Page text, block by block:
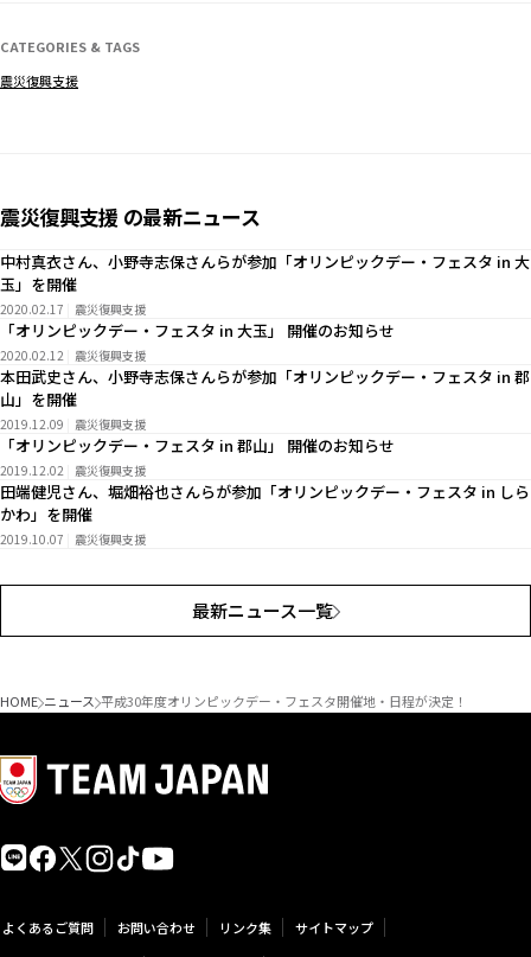
CATEGORIES & TAGS
震災復興支援
震災復興支援 の最新ニュース
中村真衣さん、小野寺志保さんらが参加「オリンピックデー・フェスタ in 大
玉」を開催
2020.02.17 震災復興支援
「オリンピックデー・フェスタ in 大玉」 開催のお知らせ
2020.02.12 震災復興支援
本田武史さん、小野寺志保さんらが参加「オリンピックデー・フェスタ in 郡
山」を開催
2019.12.09 震災復興支援
「オリンピックデー・フェスタ in 郡山」 開催のお知らせ
2019.12.02 震災復興支援
田端健児さん、堀畑裕也さんらが参加「オリンピックデー・フェスタ in しら
かわ」を開催
2019.10.07 震災復興支援
最新ニュース一覧
HOME ニュース 平成30年度オリンピックデー・フェスタ開催地・日程が決定！
よくあるご質問 お問い合わせ リンク集
サイトマップ